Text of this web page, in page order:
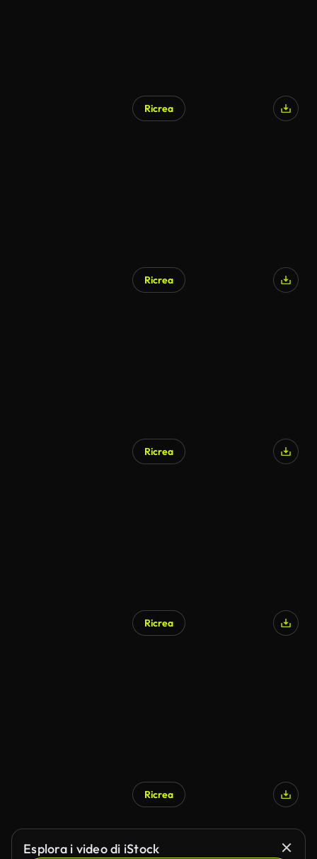
Ricrea
Ricrea
Ricrea
Ricrea
Ricrea
Esplora i video di iStock